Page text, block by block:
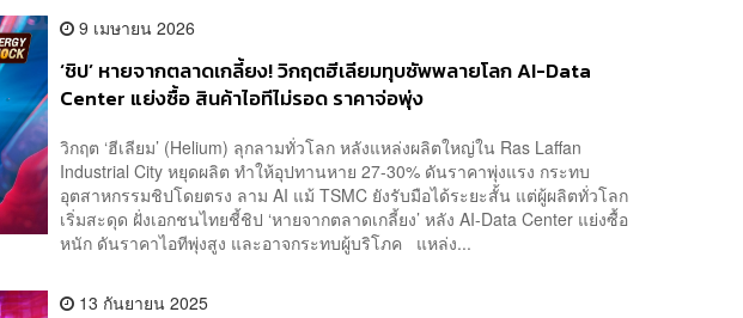
9 เมษายน 2026
‘ชิป’ หายจากตลาดเกลี้ยง! วิกฤตฮีเลียมทุบซัพพลายโลก AI-Data
Center แย่งซื้อ สินค้าไอทีไม่รอด ราคาจ่อพุ่ง
วิกฤต ‘ฮีเลียม’ (Helium) ลุกลามทั่วโลก หลังแหล่งผลิตใหญ่ใน Ras Laffan
Industrial City หยุดผลิต ทำให้อุปทานหาย 27-30% ดันราคาพุ่งแรง กระทบ
อุตสาหกรรมชิปโดยตรง ลาม AI แม้ TSMC ยังรับมือได้ระยะสั้น แต่ผู้ผลิตทั่วโลก
เริ่มสะดุด ฝั่งเอกชนไทยชี้ชิป ‘หายจากตลาดเกลี้ยง’ หลัง AI-Data Center แย่งซื้อ
หนัก ดันราคาไอทีพุ่งสูง และอาจกระทบผู้บริโภค แหล่ง...
13 กันยายน 2025